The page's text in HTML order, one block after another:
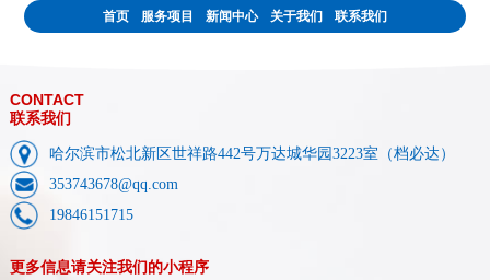
首页 服务项目 新闻中心 关于我们 联系我们
CONTACT
联系我们
哈尔滨市松北新区世祥路442号万达城华园3223室（档必达）
353743678@qq.com
19846151715
更多信息请关注我们的小程序